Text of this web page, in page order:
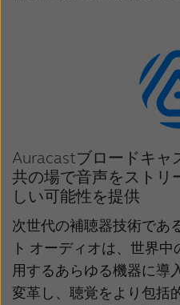
Auracastブロードキャ
共の場で音声をストリ
しい可能性を提供
次世代の補聴器技術であ
ト オーディオは、世界
用するあらゆる機器に導
変革し、聴覚をより包括